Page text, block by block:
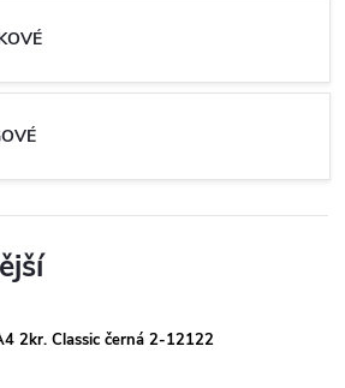
2kr. Classic černá 2-12122